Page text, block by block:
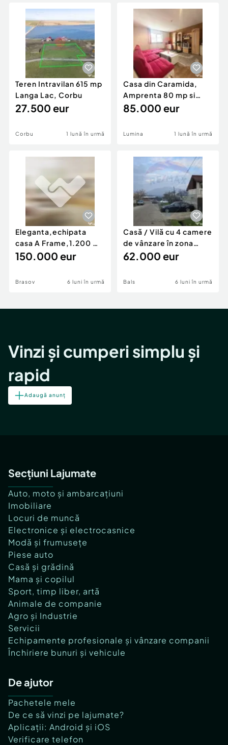
Servicii
Animale de companie
Afaceri și echipamente profesionale
Inchiriere Bunuri si Vehicule
Utilaje agricole si industriale
Piese auto si accesorii
Dacia Duster
Teren Intravilan 615 mp
Langa Lac, Corbu
27.500 eur
Corbu 1 lună în urmă
Casa din Caramida,
Amprenta 80 mp si
Teren 215 mp, Lumina
85.000 eur
Lumina 1 lună în urmă
Eleganta,echipata
casa A Frame,1.200 mp
teren,deschidere Pia
150.000 eur
Brasov 6 luni în urmă
Casă / Vilă cu 4 camere
de vânzare în zona
Periferie
62.000 eur
Bals 6 luni în urmă
Vinzi și cumperi simplu și
rapid
Adaugă anunț
Secțiuni Lajumate
Auto, moto și ambarcațiuni
Imobiliare
Locuri de muncă
Electronice și electrocasnice
Modă și frumusețe
Piese auto
Casă și grădină
Mama și copilul
Sport, timp liber, artă
Animale de companie
Agro și Industrie
Servicii
Echipamente profesionale și vânzare companii
Închiriere bunuri și vehicule
De ajutor
Pachetele mele
De ce să vinzi pe lajumate?
Aplicații: Android și iOS
Verificare telefon